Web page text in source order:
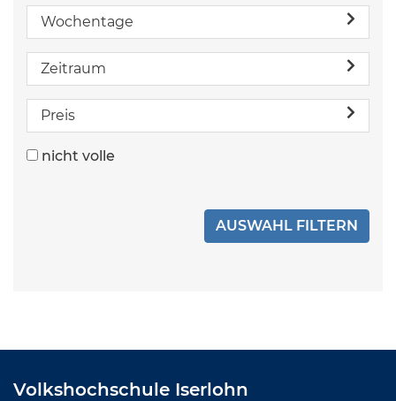
Wochentage
Zeitraum
Preis
nicht volle
Volkshochschule Iserlohn